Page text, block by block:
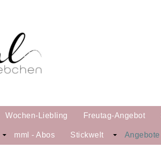
Wochen-Liebling Freutag-Angebot
mml - Abos Stickwelt Angebote